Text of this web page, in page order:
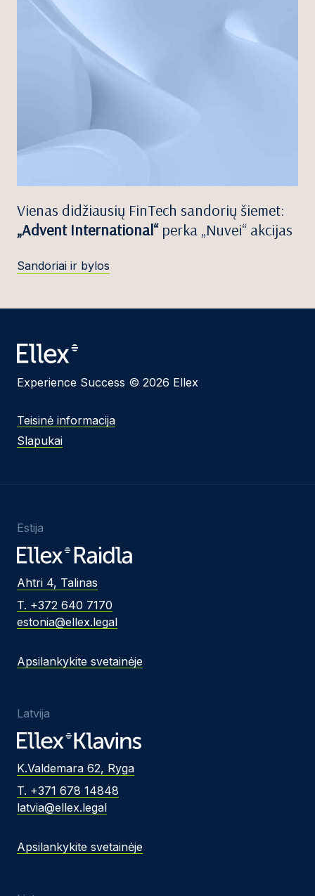
Vienas didžiausių FinTech sandorių šiemet:
„Advent International“perka „Nuvei“ akcijas
Sandoriai ir bylos
Experience Success © 2026 Ellex
Teisinė informacija
Slapukai
Estija
Ahtri 4, Talinas
T. +372 640 7170
estonia@ellex.legal
Apsilankykite svetainėje
Latvija
K.Valdemara 62, Ryga
T. +371 678 14848
latvia@ellex.legal
Apsilankykite svetainėje